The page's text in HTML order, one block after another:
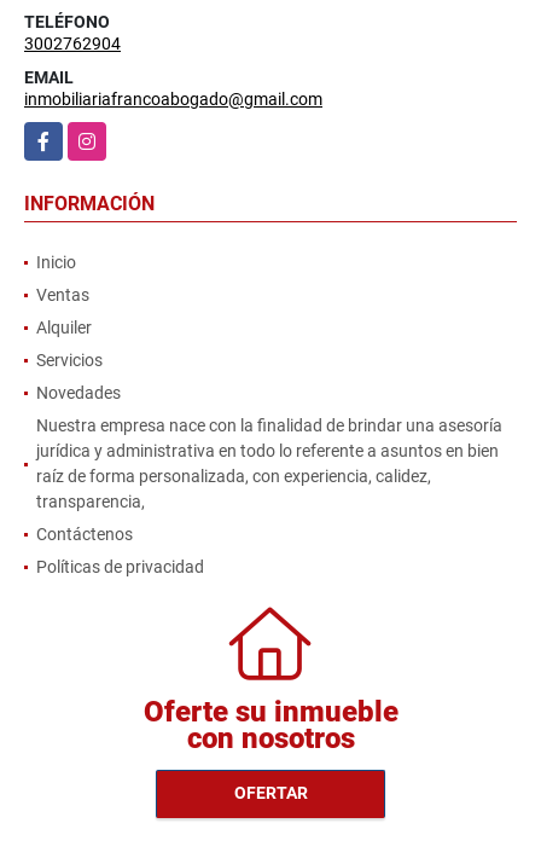
TELÉFONO
3002762904
EMAIL
inmobiliariafrancoabogado@gmail.com
FacebookInstagram
INFORMACIÓN
Inicio
Ventas
Alquiler
Servicios
Novedades
Nuestra empresa nace con la finalidad de brindar una asesoría
jurídica y administrativa en todo lo referente a asuntos en bien
raíz de forma personalizada, con experiencia, calidez,
transparencia,
Contáctenos
Políticas de privacidad
Oferte su inmueble
con nosotros
OFERTAR